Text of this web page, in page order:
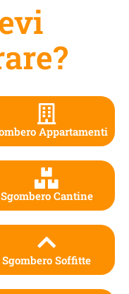
Appartamenti
Sgombero Cantine
Sgombero Soffitte